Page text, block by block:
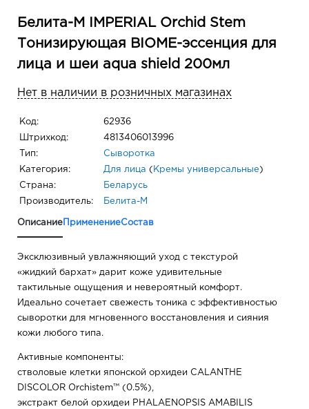
Белита-М IMPERIAL Orchid Stem
Тонизирующая BIOME-эссенция для
лица и шеи aqua shield 200мл
Нет в наличии в розничных магазинах
Код: 62936
Штрихкод: 4813406013996
Тип: Сыворотка
Категория: Для лица ( Кремы универсальные )
Страна: Беларусь
Производитель: Белита-М
Описание ПрименениеСостав
Эксклюзивный увлажняющий уход с текстурой
«жидкий бархат» дарит коже удивительные
тактильные ощущения и невероятный комфорт.
Идеально сочетает свежесть тоника с эффективностью
сыворотки для мгновенного восстановления и сияния
кожи любого типа.
Активные компоненты:
стволовые клетки японской орхидеи CALANTHE
DISCOLOR Orchistem™ (0.5%),
экстракт белой орхидеи PHALAENOPSIS AMABILIS